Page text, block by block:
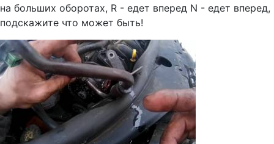
на больших оборотах, R - едет вперед N - едет вперед,
подскажите что может быть!